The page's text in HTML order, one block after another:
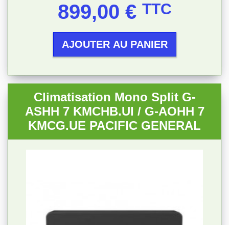
899,00 € TTC
AJOUTER AU PANIER
Climatisation Mono Split G-
ASHH 7 KMCHB.UI / G-AOHH 7
KMCG.UE PACIFIC GENERAL